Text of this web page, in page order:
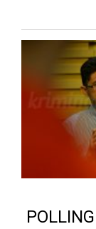
POLLING